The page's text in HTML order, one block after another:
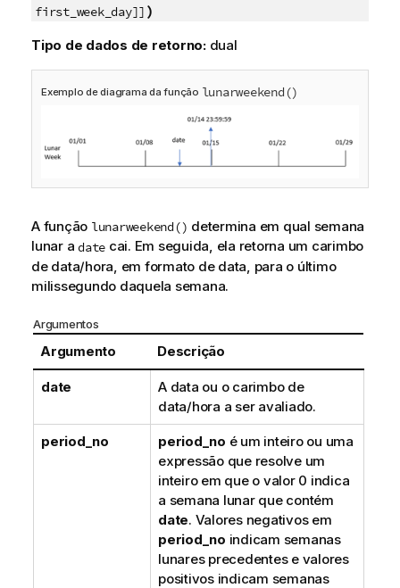
first_week_day]] )
Tipo de dados de retorno: dual
Exemplo de diagrama da função lunarweekend()
A função lunarweekend() determina em qual semana
lunar a date cai. Em seguida, ela retorna um carimbo
de data/hora, em formato de data, para o último
milissegundo daquela semana.
Argumentos
Argumento Descrição
date
A data ou o carimbo de
data/hora a ser avaliado.
period_no period_no é um inteiro ou uma
expressão que resolve um
inteiro em que o valor 0 indica
a semana lunar que contém
date. Valores negativos em
period_no indicam semanas
lunares precedentes e valores
positivos indicam semanas